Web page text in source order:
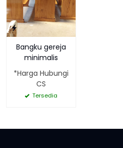
Bangku gereja
minimalis
*Harga Hubungi
CS
Tersedia